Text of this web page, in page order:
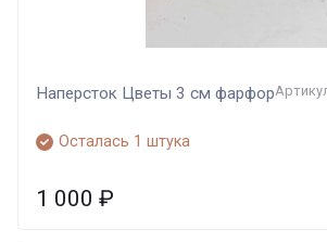
Наперсток Цветы 3 см фарфор
Осталась 1 штука
1 000 ₽